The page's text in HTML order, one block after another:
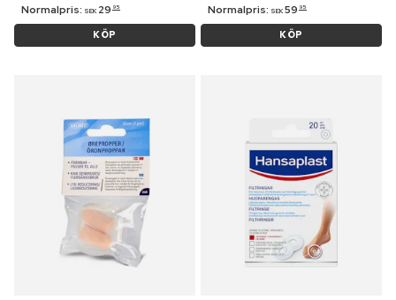
Normalpris: SEK 29 95
KÖP
Normalpris: SEK 59 95
KÖP